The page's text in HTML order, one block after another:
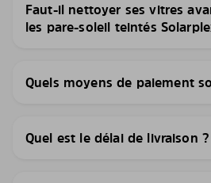
Faut-il nettoyer ses vitres
les pare-soleil teintés
Quels moyens de paiement
Quel est le délai de livraison ?